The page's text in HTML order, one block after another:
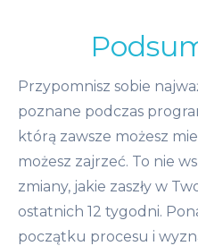
Przypomnisz sobie
poznane podczas
którą zawsze możesz
możesz zajrzeć. To nie
zmiany, jakie zaszły w
ostatnich 12 tygodni.
początku procesu i